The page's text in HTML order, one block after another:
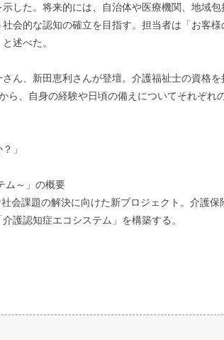
した。将来的には、自治体や医療機関、地域
会的な認知の確立を目指す。担当者は「お客
述べた。
ん、新田恵利さんが登壇。介護福祉士の資格
、自身の経験や日頃の備えについてそれぞれ
」
ム～」の概要
会課題の解決に向けた新プロジェクト。介護
護認知症エコシステム」を構築する。